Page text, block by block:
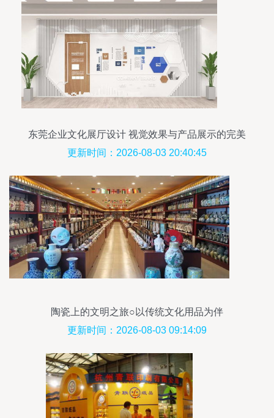
东莞企业文化展厅设计 视觉效果与产品展示的完美
融合
更新时间：2026-08-03 20:40:45
陶瓷上的文明之旅○以传统文化用品为伴
更新时间：2026-08-03 09:14:09